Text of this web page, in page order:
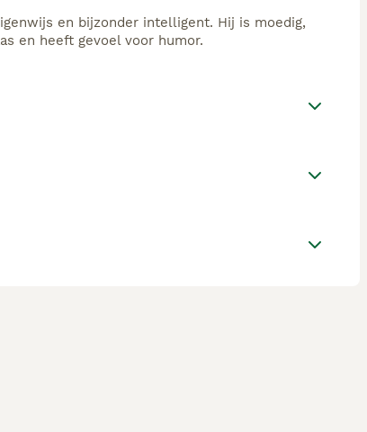
en bijzonder intelligent. Hij is moedig,
en heeft gevoel voor humor.